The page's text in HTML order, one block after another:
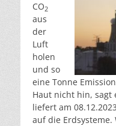
CO2
aus
der
Luft
holen
und so
eine Tonne
Haut nicht hin, sagt
liefert am 08.12.2023
auf die